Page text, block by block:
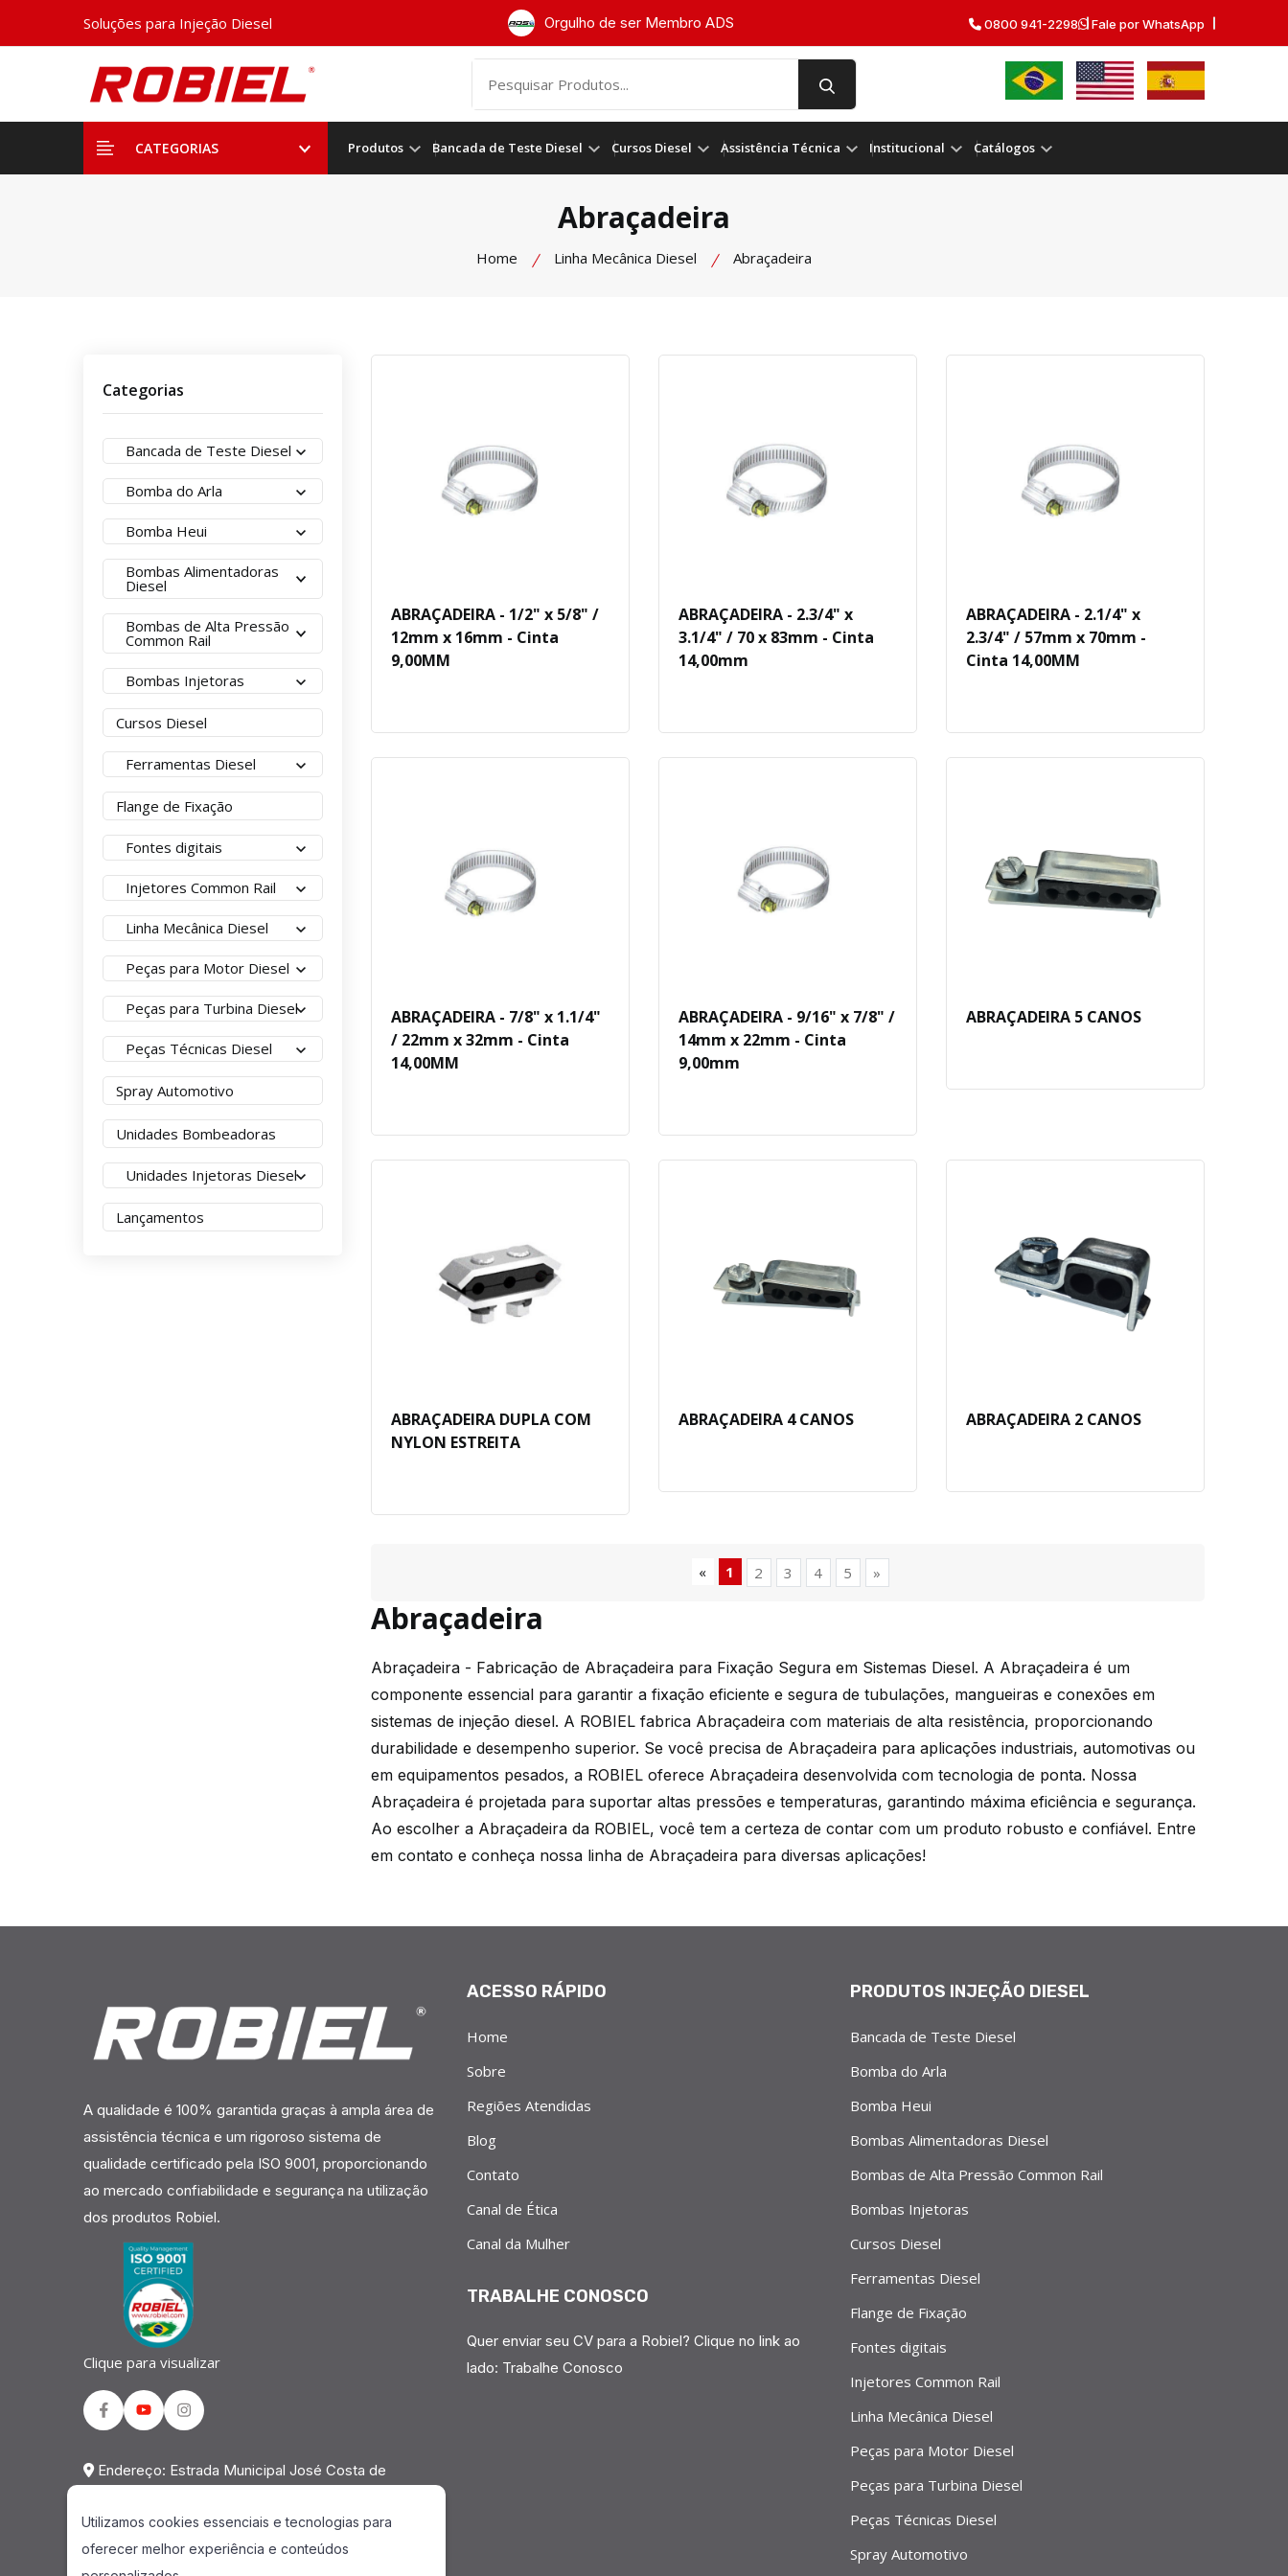
Soluções para Injeção Diesel Orgulho de ser Membro ADS 0800 941-2298 Fale por WhatsApp
CATEGORIAS Produtos Bancada de Teste Diesel Cursos Diesel Assistência Técnica Institucional Catálogos
Abraçadeira
Home Linha Mecânica Diesel Abraçadeira
Categorias
Bancada de Teste Diesel
Bomba do Arla
Bomba Heui
Bombas Alimentadoras
Diesel
Bombas de Alta Pressão
Common Rail
Bombas Injetoras
Cursos Diesel
Ferramentas Diesel
Flange de Fixação
Fontes digitais
Injetores Common Rail
Linha Mecânica Diesel
Peças para Motor Diesel
Peças para Turbina Diesel
Peças Técnicas Diesel
Spray Automotivo
Unidades Bombeadoras
Unidades Injetoras Diesel
Lançamentos
ABRAÇADEIRA - 1/2" x 5/8" /
12mm x 16mm - Cinta
9,00MM
ABRAÇADEIRA - 2.3/4" x
3.1/4" / 70 x 83mm - Cinta
14,00mm
ABRAÇADEIRA - 2.1/4" x
2.3/4" / 57mm x 70mm -
Cinta 14,00MM
ABRAÇADEIRA - 7/8" x 1.1/4"
/ 22mm x 32mm - Cinta
14,00MM
ABRAÇADEIRA - 9/16" x 7/8" /
14mm x 22mm - Cinta
9,00mm
ABRAÇADEIRA 5 CANOS
ABRAÇADEIRA DUPLA COM
NYLON ESTREITA
ABRAÇADEIRA 4 CANOS ABRAÇADEIRA 2 CANOS
« 1 2 3 4 5 »
Abraçadeira
Abraçadeira - Fabricação de Abraçadeira para Fixação Segura em Sistemas Diesel. A Abraçadeira é um
componente essencial para garantir a fixação eficiente e segura de tubulações, mangueiras e conexões em
sistemas de injeção diesel. A ROBIEL fabrica Abraçadeira com materiais de alta resistência, proporcionando
durabilidade e desempenho superior. Se você precisa de Abraçadeira para aplicações industriais, automotivas ou
em equipamentos pesados, a ROBIEL oferece Abraçadeira desenvolvida com tecnologia de ponta. Nossa
Abraçadeira é projetada para suportar altas pressões e temperaturas, garantindo máxima eficiência e segurança.
Ao escolher a Abraçadeira da ROBIEL, você tem a certeza de contar com um produto robusto e confiável. Entre
em contato e conheça nossa linha de Abraçadeira para diversas aplicações!
A qualidade é 100% garantida graças à ampla área de
assistência técnica e um rigoroso sistema de
qualidade certificado pela ISO 9001, proporcionando
ao mercado confiabilidade e segurança na utilização
dos produtos Robiel.
Clique para visualizar
FacebookYoutubeInstagram
Endereço: Estrada Municipal José Costa de
Indaiatuba - SP - CEP: 13.337-200
Telefone: 0800 941 2298
ACESSO RÁPIDO
Home
Sobre
Regiões Atendidas
Blog
Contato
Canal de Ética
Canal da Mulher
TRABALHE CONOSCO
Quer enviar seu CV para a Robiel? Clique no link ao
lado: Trabalhe Conosco
PRODUTOS INJEÇÃO DIESEL
Bancada de Teste Diesel
Bomba do Arla
Bomba Heui
Bombas Alimentadoras Diesel
Bombas de Alta Pressão Common Rail
Bombas Injetoras
Cursos Diesel
Ferramentas Diesel
Flange de Fixação
Fontes digitais
Injetores Common Rail
Linha Mecânica Diesel
Peças para Motor Diesel
Peças para Turbina Diesel
Peças Técnicas Diesel
Spray Automotivo
Utilizamos cookies essenciais e tecnologias para
oferecer melhor experiência e conteúdos